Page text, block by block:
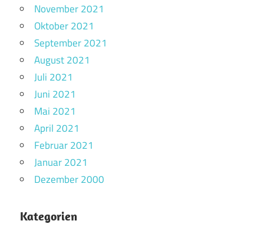
November 2021
Oktober 2021
September 2021
August 2021
Juli 2021
Juni 2021
Mai 2021
April 2021
Februar 2021
Januar 2021
Dezember 2000
Kategorien